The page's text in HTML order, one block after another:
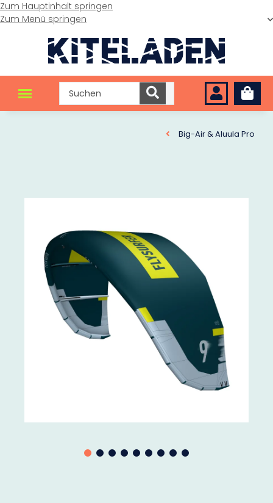
Zum Hauptinhalt springen
Zum Menü springen
Big-Air & Aluula Pro